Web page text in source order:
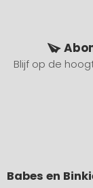
Blijf op de
Babes en